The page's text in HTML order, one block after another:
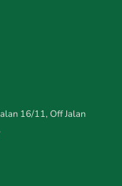
16/11, Off Jalan